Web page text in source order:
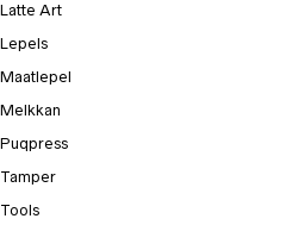
Latte Art
Lepels
Maatlepel
Melkkan
Puqpress
Tamper
Tools